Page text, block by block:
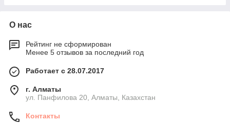
О нас
Рейтинг не сформирован
Менее 5 отзывов за последний год
Работает с 28.07.2017
г. Алматы
ул. Панфилова 20, Алматы, Казахстан
Контакты